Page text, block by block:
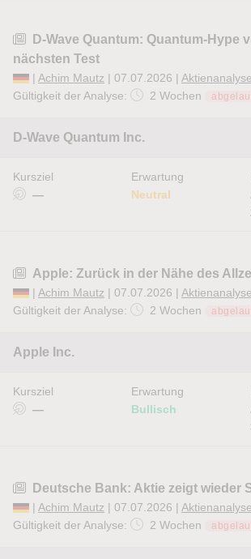
D-Wave Quantum: Quantum-Hype
nächsten Test
| Achim Mautz | 07.07.2026 |
Gültigkeit der Analyse:
2 Wochen
D-Wave Quantum Inc.
Kursziel
—
Erwartung
Neutral
Apple: Zurück in der Nähe des
| Achim Mautz | 07.07.2026 |
Gültigkeit der Analyse:
2 Wochen
Apple Inc.
Kursziel
—
Erwartung
Bullisch
Deutsche Bank: Aktie zeigt wieder
| Achim Mautz | 07.07.2026 |
Gültigkeit der Analyse:
2 Wochen